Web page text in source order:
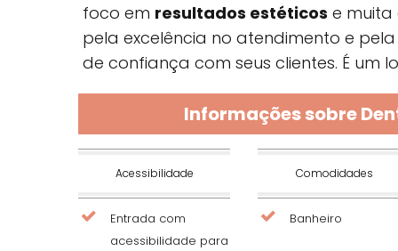
foco em resultados estéticos e muita
pela excelência no atendimento e
de confiança com seus clientes. É
Informações sobre
Acessibilidade
Entrada com
acessibilidade para
Comodidades
Banheiro